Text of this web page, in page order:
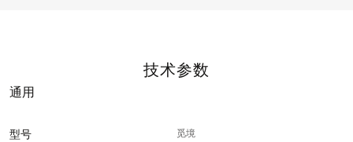
技术参数
通用
型号 觅境